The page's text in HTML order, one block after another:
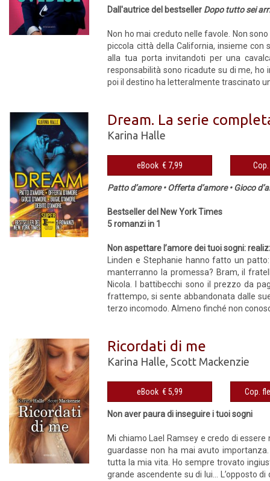
Dall'autrice del bestseller Dopo tutto sei
Non ho mai creduto nelle favole. Non
piccola città della California, insieme con
alla tua porta invitandoti per una
responsabilità sono ricadute su di me, ho
poi il destino ha letteralmente trascinato
Dream. La serie
Karina Halle
eBook € 7,99
Patto d’amore • Offerta d’amore • Gioco
Bestseller del New York Times
5 romanzi in 1
Non aspettare l’amore dei tuoi sogni:
Linden e Stephanie hanno fatto un
manterranno la promessa? Bram, il
Nicola. I battibecchi sono il prezzo da
frattempo, si sente abbandonata dalle
terzo incomodo. Almeno finché non
Ricordati di me
Karina Halle, Scott Mackenzie
eBook € 5,99
Non aver paura di inseguire i tuoi sogni
Mi chiamo Lael Ramsey e credo di
guardasse non ha mai avuto
tutta la mia vita. Ho sempre trovato
grande ascendente su di lui... L’opposto